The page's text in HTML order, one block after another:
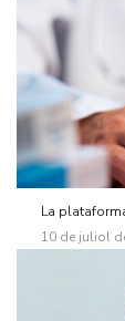
La
10 de juliol